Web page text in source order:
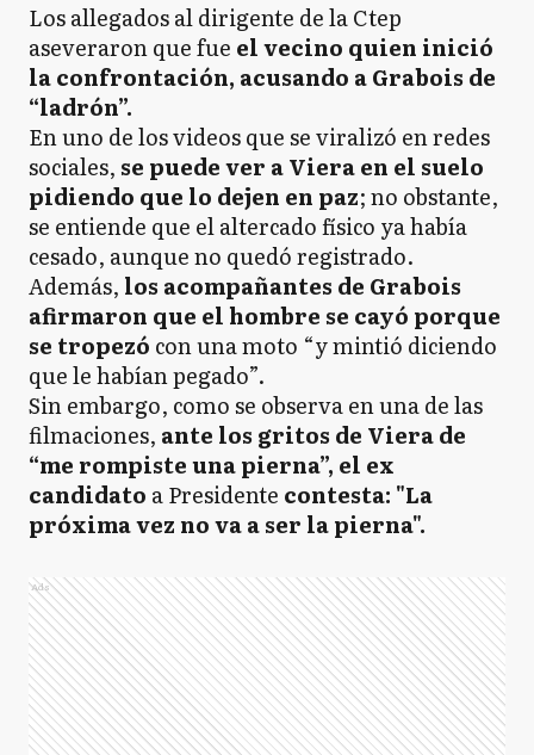
Los allegados al dirigente de la Ctep
aseveraron que fue el vecino quien inició
la confrontación, acusando a Grabois de
“ladrón”.
En uno de los videos que se viralizó en redes
sociales, se puede ver a Viera en el suelo
pidiendo que lo dejen en paz; no obstante,
se entiende que el altercado físico ya había
cesado, aunque no quedó registrado.
Además, los acompañantes de Grabois
afirmaron que el hombre se cayó porque
se tropezó con una moto “y mintió diciendo
que le habían pegado”.
Sin embargo, como se observa en una de las
filmaciones, ante los gritos de Viera de
“me rompiste una pierna”, el ex
candidato a Presidente contesta: "La
próxima vez no va a ser la pierna".
Ads